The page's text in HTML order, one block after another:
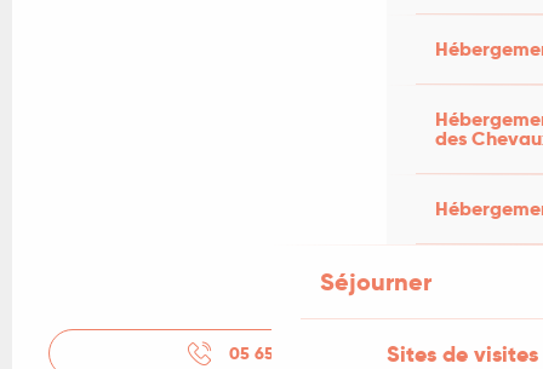
des
Séjourner
Sites de visites
05 65 30 88